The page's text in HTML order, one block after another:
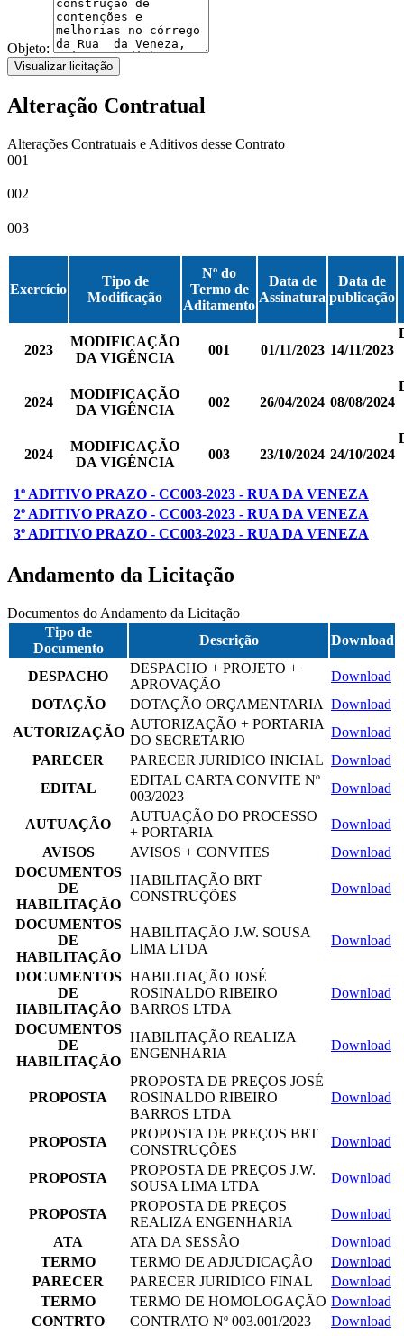
Objeto:
Visualizar licitação
Alteração Contratual
Alterações Contratuais e Aditivos desse Contrato
001
002
003
Exercício
Tipo de
Modificação
Nº do
Termo de
Aditamento
Data de
Assinatura
Data de
publicação
2023
MODIFICAÇÃO
DA VIGÊNCIA
001 01/11/2023 14/11/2023
2024
MODIFICAÇÃO
DA VIGÊNCIA
002 26/04/2024 08/08/2024
2024
MODIFICAÇÃO
DA VIGÊNCIA
003 23/10/2024 24/10/2024
1º ADITIVO PRAZO - CC003-2023 - RUA DA VENEZA
2º ADITIVO PRAZO - CC003-2023 - RUA DA VENEZA
3º ADITIVO PRAZO - CC003-2023 - RUA DA VENEZA
Andamento da Licitação
Documentos do Andamento da Licitação
Tipo de
Documento
Descrição Download
DESPACHO
DESPACHO + PROJETO +
APROVAÇÃO
Download
DOTAÇÃO
DOTAÇÃO ORÇAMENTARIA Download
AUTORIZAÇÃO
AUTORIZAÇÃO + PORTARIA
DO SECRETARIO
Download
PARECER
PARECER JURIDICO INICIAL Download
EDITAL
EDITAL CARTA CONVITE Nº
003/2023
Download
AUTUAÇÃO
AUTUAÇÃO DO PROCESSO
+ PORTARIA
Download
AVISOS
AVISOS + CONVITES
Download
DOCUMENTOS
DE
HABILITAÇÃO
HABILITAÇÃO BRT
CONSTRUÇÕES
Download
DOCUMENTOS
DE
HABILITAÇÃO
HABILITAÇÃO J.W. SOUSA
LIMA LTDA
Download
DOCUMENTOS
DE
HABILITAÇÃO
HABILITAÇÃO JOSÉ
ROSINALDO RIBEIRO
BARROS LTDA
Download
DOCUMENTOS
DE
HABILITAÇÃO
HABILITAÇÃO REALIZA
ENGENHARIA
Download
PROPOSTA
PROPOSTA DE PREÇOS JOSÉ
ROSINALDO RIBEIRO
BARROS LTDA
Download
PROPOSTA
PROPOSTA DE PREÇOS BRT
CONSTRUÇÕES
Download
PROPOSTA
PROPOSTA DE PREÇOS J.W.
SOUSA LIMA LTDA
Download
PROPOSTA
PROPOSTA DE PREÇOS
REALIZA ENGENHARIA
Download
ATA
ATA DA SESSÃO
Download
TERMO
TERMO DE ADJUDICAÇÃO
Download
PARECER
PARECER JURIDICO FINAL
Download
TERMO
TERMO DE HOMOLOGAÇÃO Download
CONTRTO
CONTRATO Nº 003.001/2023
Download